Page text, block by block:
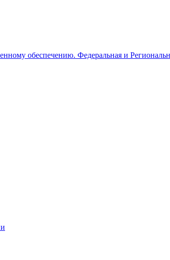
обеспечению. Федеральная и